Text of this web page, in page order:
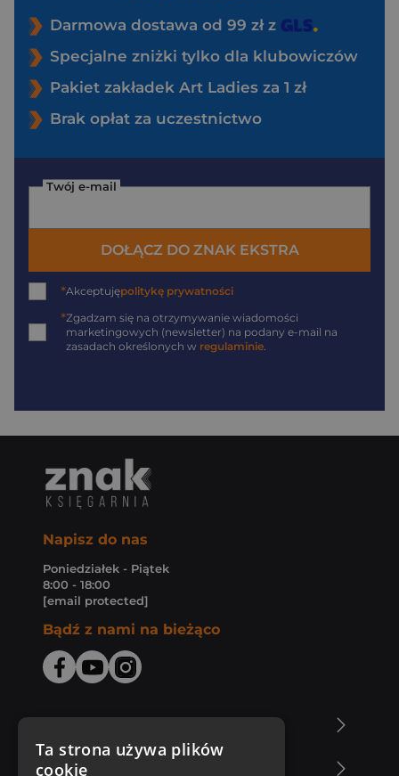
Darmowa dostawa od 99 zł z
Specjalne zniżki tylko dla klubowiczów
Pakiet zakładek Art Ladies za 1 zł
Brak opłat za uczestnictwo
Twój e-mail
DOŁĄCZ DO ZNAK EKSTRA
*Akceptujępolitykę prywatności
*Zgadzam się na otrzymywanie wiadomości
marketingowych (newsletter) na podany e-mail na
zasadach określonych w regulaminie
Napisz do nas
Poniedziałek - Piątek
8:00 - 18:00
[email protected]
Bądź z nami na bieżąco
Zakupy u nas
Ta strona używa plików
cookie